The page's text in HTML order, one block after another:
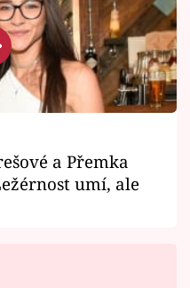
a Přemka
umí, ale